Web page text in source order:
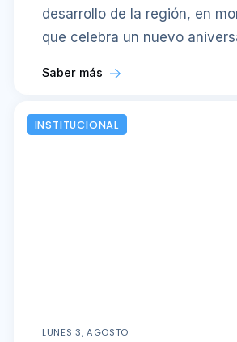
desarrollo de la región, en
que celebra un nuevo
Saber más
INSTITUCIONAL
LUNES 3, AGOSTO